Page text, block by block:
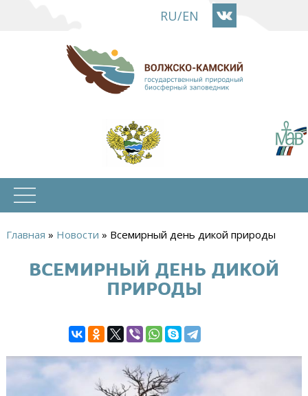
основному
содержанию
RU/EN
здесь
Главная » Новости » Всемирный день дикой природы
ВСЕМИРНЫЙ ДЕНЬ ДИКОЙ
ПРИРОДЫ